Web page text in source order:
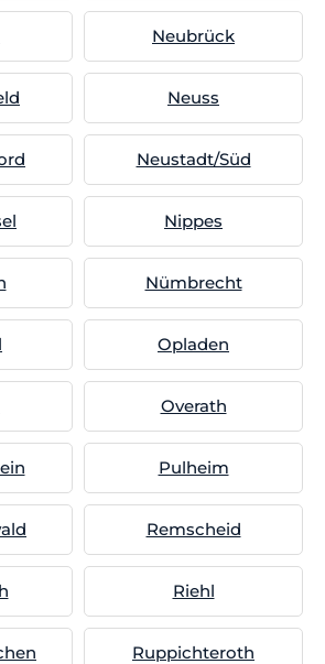
Neubrück
Neuss
Neustadt/Süd
Nippes
Nümbrecht
Opladen
Overath
Pulheim
Remscheid
Riehl
Ruppichteroth